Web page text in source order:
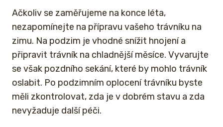
Ačkoliv se zaměřujeme na konce léta,
nezapomínejte na přípravu vašeho trávníku na
zimu. Na podzim je vhodné snížit hnojení a
připravit trávník na chladnější měsíce. Vyvarujte
se však pozdního sekání, které by mohlo trávník
oslabit. Po podzimním oplocení trávníku byste
měli zkontrolovat, zda je v dobrém stavu a zda
nevyžaduje další péči.